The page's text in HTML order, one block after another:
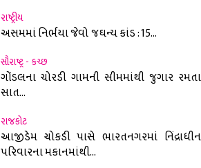
રાષ્ટ્રીય
અસમમાં નિર્ભયા જેવો જઘન્ય કાંડ : 15...
સૌરાષ્ટ્ર - કચ્છ
ગોંડલના ચોરડી ગામની સીમમાંથી જુગાર રમતા
સાત...
રાજકોટ
આજીડેમ ચોકડી પાસે ભારતનગરમાં નિંદ્રાધીન
પરિવારના મકાનમાંથી...